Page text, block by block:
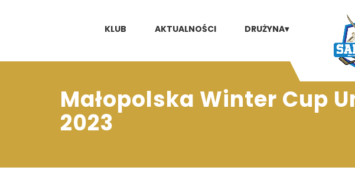
KLUB AKTUALNOŚCI DRUŻYNA▾
Małopolska Winter Cup
2023